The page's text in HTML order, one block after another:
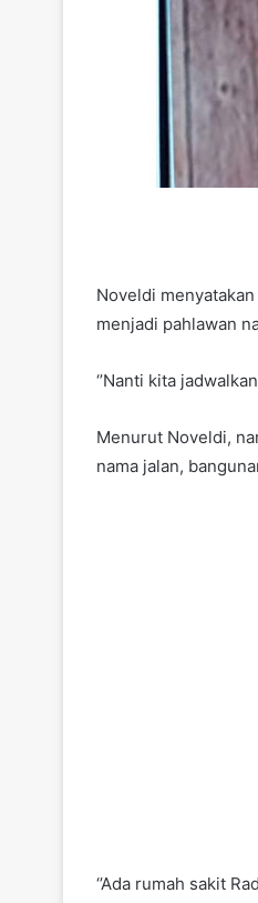
Noveldi
menjadi pahlawan
‘’Nanti kita
Menurut Noveldi,
nama jalan,
‘’Ada rumah sakit